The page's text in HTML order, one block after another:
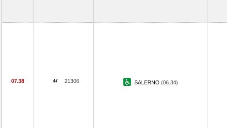
07.38 21306 SALERNO (06.34)